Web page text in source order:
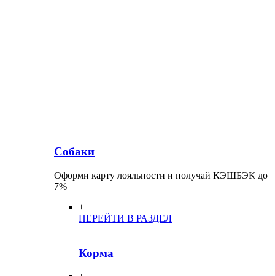
Собаки
Оформи карту лояльности и получай КЭШБЭК до
7%
+
ПЕРЕЙТИ В РАЗДЕЛ
Корма